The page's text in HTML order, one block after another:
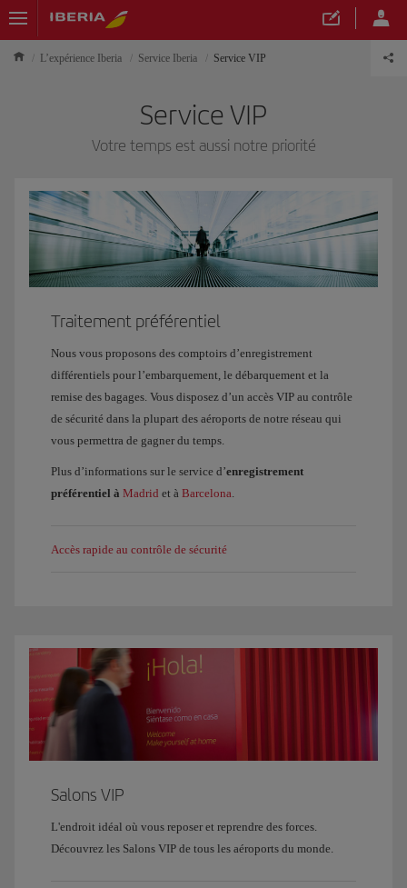
L’expérience Iberia Service Iberia Service VIP
Service VIP
Votre temps est aussi notre priorité
Traitement préférentiel
Nous vous proposons des comptoirs d’enregistrement
différentiels pour l’embarquement, le débarquement et la
remise des bagages. Vous disposez d’un accès VIP au contrôle
de sécurité dans la plupart des aéroports de notre réseau qui
vous permettra de gagner du temps.
Plus d’informations sur le service d’enregistrement
préférentiel à Madrid et à Barcelona
Accès rapide au contrôle de sécurité
Salons VIP
L'endroit idéal où vous reposer et reprendre des forces.
Découvrez les Salons VIP de tous les aéroports du monde.